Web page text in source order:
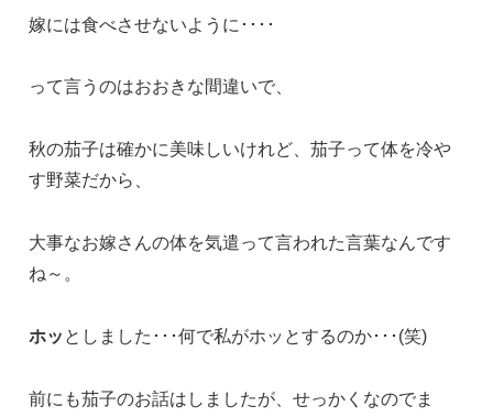
嫁には食べさせないように････
って言うのはおおきな間違いで、
秋の茄子は確かに美味しいけれど、茄子って体を冷や
す野菜だから、
大事なお嫁さんの体を気遣って言われた言葉なんです
ね～。
ホッ としました･･･何で私がホッとするのか･･･(笑)
前にも茄子のお話はしましたが、せっかくなのでま